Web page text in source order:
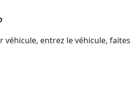
entrez le véhicule,